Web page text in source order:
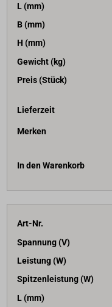
L (mm)
B (mm)
H (mm)
Gewicht (kg)
Preis (Stück)
Lieferzeit
Merken
In den Warenkorb
Art-Nr.
Spannung (V)
Leistung (W)
Spitzenleistung (W)
L (mm)